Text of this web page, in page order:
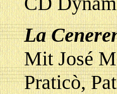
La
Mit José
Praticò,